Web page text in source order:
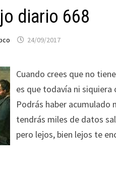
diario 668
24/09/2017
Cuando crees que no
es que todavía ni
Podrás haber acumulado
tendrás miles de datos
pero lejos, bien lejos te